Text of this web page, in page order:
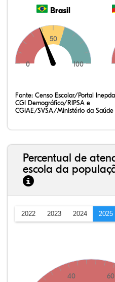
Brasil
0
50
100
Fonte: Censo Escolar/Portal
CGI Demográfico/RIPSA e
CGIAE/SVSA/Ministério da Saúde
Percentual de
escola da
2022 2023 2024 2025
40 60